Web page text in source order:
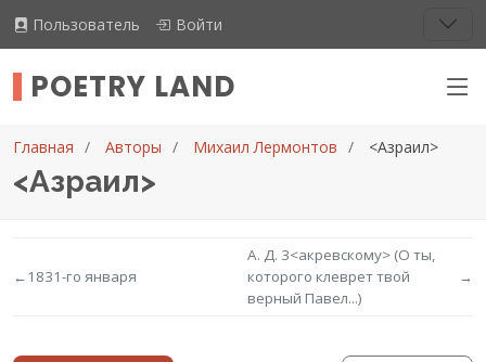
Пользователь Войти
POETRY LAND
Главная Авторы Михаил Лермонтов <Азраил>
<Азраил>
←1831-го января
А. Д. 3<акревскому> (О ты,
которого клеврет твой
верный Павел...)
→